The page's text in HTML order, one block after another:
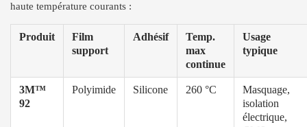
haute température courants :
Produit
Film
support
Adhésif
Temp.
max
continue
Usage
typique
3M™
92
Polyimide Silicone 260 °C
Masquage,
isolation
électrique,